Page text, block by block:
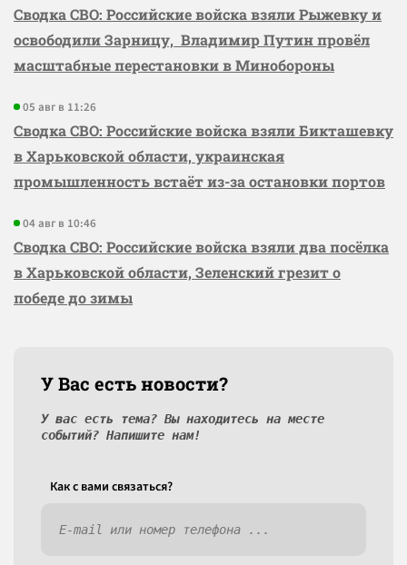
Сводка СВО: Российские войска взяли Рыжевку и
освободили Зарницу, Владимир Путин провёл
масштабные перестановки в Минобороны
05 авг в 11:26
Сводка СВО: Российские войска взяли Бикташевку
в Харьковской области, украинская
промышленность встаёт из-за остановки портов
04 авг в 10:46
Сводка СВО: Российские войска взяли два посёлка
в Харьковской области, Зеленский грезит о
победе до зимы
У Вас есть новости?
У вас есть тема? Вы находитесь на месте
событий? Напишите нам!
Как c вами связаться?